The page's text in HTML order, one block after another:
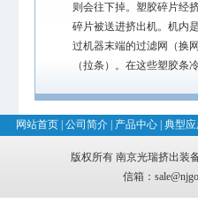
则会往下掉。塑胶碎片经
碎片被送进挤出机。机内
过机器末端的过滤网（换
（拉条）。在这些塑胶条
网站首页 公司简介 产品中心 典型
版权所有 南京光瑞挤出装
信箱：